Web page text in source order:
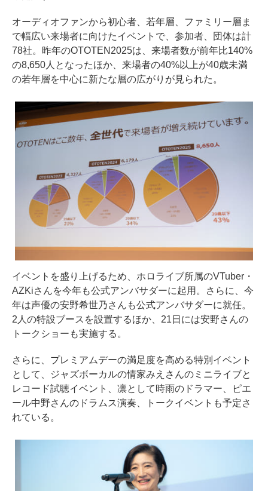
オーディオファンから初心者、若年層、ファミリー層ま
で幅広い来場者に向けたイベントで、参加者、団体は計
78社。昨年のOTOTEN2025は、来場者数が前年比140%
の8,650人となったほか、来場者の40%以上が40歳未満
の若年層を中心に新たな層の広がりが見られた。
イベントを盛り上げるため、ホロライブ所属のVTuber・
AZKiさんを今年も公式アンバサダーに起用。さらに、今
年は声優の安野希世乃さんも公式アンバサダーに就任。
2人の特設ブースを設置するほか、21日には安野さんの
トークショーも実施する。
さらに、プレミアムデーの満足度を高める特別イベント
として、ジャズボーカルの情家みえさんのミニライブと
レコード試聴イベント、凛として時雨のドラマー、ピエ
ール中野さんのドラムス演奏、トークイベントも予定さ
れている。